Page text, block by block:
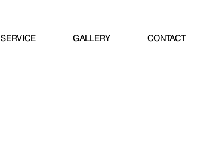
SERVICE GALLERY CONTACT